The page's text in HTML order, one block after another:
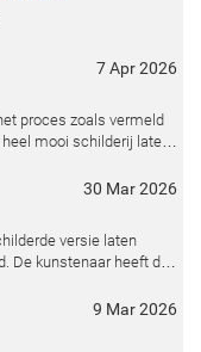
7 Apr 2026
proces zoals vermeld
mooi schilderij laten
30 Mar 2026
versie laten
De kunstenaar heeft de
9 Mar 2026